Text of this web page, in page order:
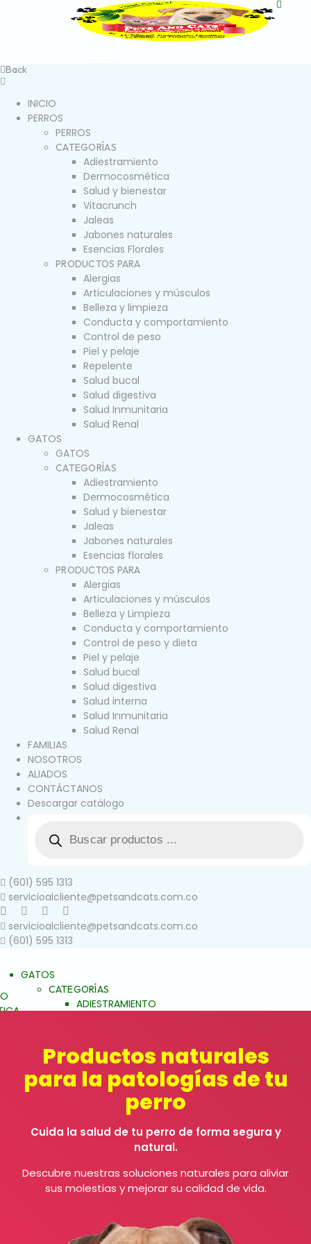
Back
INICIO
PERROS
PERROS
CATEGORÍAS
Adiestramiento
Dermocosmética
Salud y bienestar
Vitacrunch
Jaleas
Jabones naturales
Esencias Florales
PRODUCTOS PARA
Alergias
Articulaciones y músculos
Belleza y limpieza
Conducta y comportamiento
Control de peso
Piel y pelaje
Repelente
Salud bucal
Salud digestiva
Salud Inmunitaria
Salud Renal
GATOS
GATOS
CATEGORÍAS
Adiestramiento
Dermocosmética
Salud y bienestar
Jaleas
Jabones naturales
Esencias florales
PRODUCTOS PARA
Alergias
Articulaciones y músculos
Belleza y Limpieza
Conducta y comportamiento
Control de peso y dieta
Piel y pelaje
Salud bucal
Salud digestiva
Salud interna
Salud Inmunitaria
Salud Renal
FAMILIAS
NOSOTROS
ALIADOS
CONTÁCTANOS
Descargar catálogo
(601) 595 1313
servicioalcliente@petsandcats.com.co
servicioalcliente@petsandcats.com.co
(601) 595 1313
GATOS
CATEGORÍAS
ADIESTRAMIENTO
JALEAS
JABONES
NATURALES
ESENCIAS FLORALES
PRODUCTOS PARA
ARTICULACIONES Y
CONDUCTA Y
COMPORTAMIENTO
PIEL Y PELAJE
REPELENTE
FAMILIAS
Productos naturales
para la patologías de tu
perro
Cuida la salud de tu perro de forma segura y
natural.
Descubre nuestras soluciones naturales para aliviar
sus molestias y mejorar su calidad de vida.